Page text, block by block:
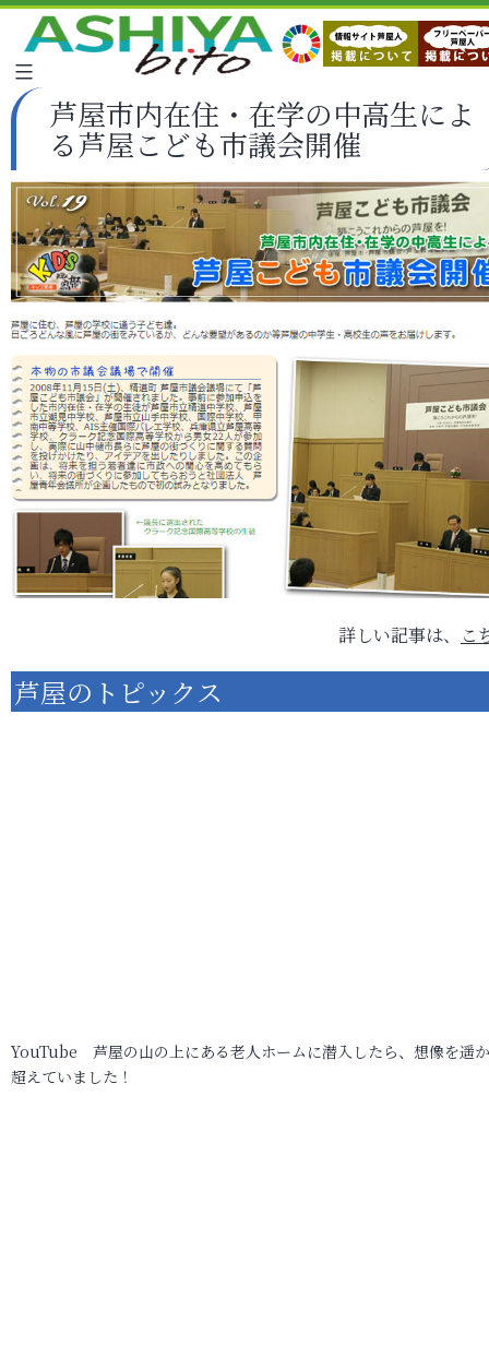
芦屋市内在住・在学の中高生によ
る芦屋こども市議会開催
詳しい記事は、 こ
芦屋のトピックス
YouTube 芦屋の山の上にある老人ホームに潜入したら、想像を遥
超えていました！